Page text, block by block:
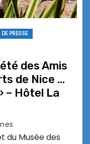
PRESSE
des Amis
de Nice …
– Hôtel La
du Musée des